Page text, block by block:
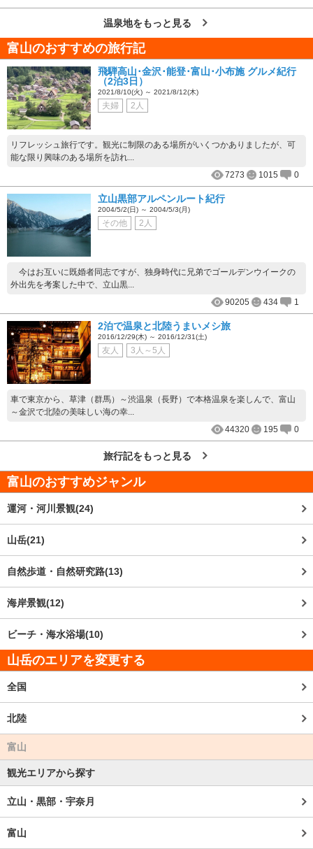
温泉地をもっと見る
富山のおすすめの旅行記
飛騨高山･金沢･能登･富山･小布施 グルメ紀行
（2泊3日）
2021/8/10(火) ～ 2021/8/12(木)
夫婦 2人
リフレッシュ旅行です。観光に制限のある場所がいくつかありましたが、可
能な限り興味のある場所を訪れ...
7273
1015 0
立山黒部アルペンルート紀行
2004/5/2(日) ～ 2004/5/3(月)
その他 2人
今はお互いに既婚者同志ですが、独身時代に兄弟でゴールデンウイークの
外出先を考案した中で、立山黒...
90205
434 1
2泊で温泉と北陸うまいメシ旅
2016/12/29(木) ～ 2016/12/31(土)
友人 3人～5人
車で東京から、草津（群馬）～渋温泉（長野）で本格温泉を楽しんで、富山
～金沢で北陸の美味しい海の幸...
44320
195 0
旅行記をもっと見る
富山のおすすめジャンル
運河・河川景観(24)
山岳(21)
自然歩道・自然研究路(13)
海岸景観(12)
ビーチ・海水浴場(10)
山岳のエリアを変更する
全国
北陸
富山
観光エリアから探す
立山・黒部・宇奈月
富山